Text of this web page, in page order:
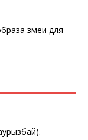
змеи для